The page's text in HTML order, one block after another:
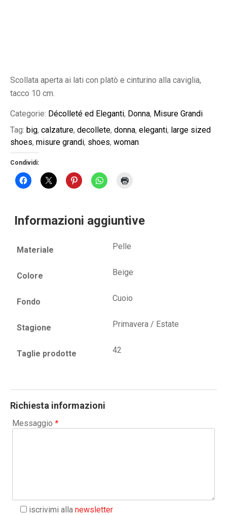
Scollata aperta ai lati con platò e cinturino alla caviglia,
tacco 10 cm.
Categorie: Décolleté ed Eleganti, Donna, Misure Grandi
Tag: big, calzature, decollete, donna, eleganti, large sized
shoes, misure grandi, shoes, woman
Condividi:
Informazioni aggiuntive
Materiale Pelle
Colore Beige
Fondo Cuoio
Stagione Primavera / Estate
Taglie prodotte 42
Richiesta informazioni
Messaggio *
iscrivimi allanewsletter